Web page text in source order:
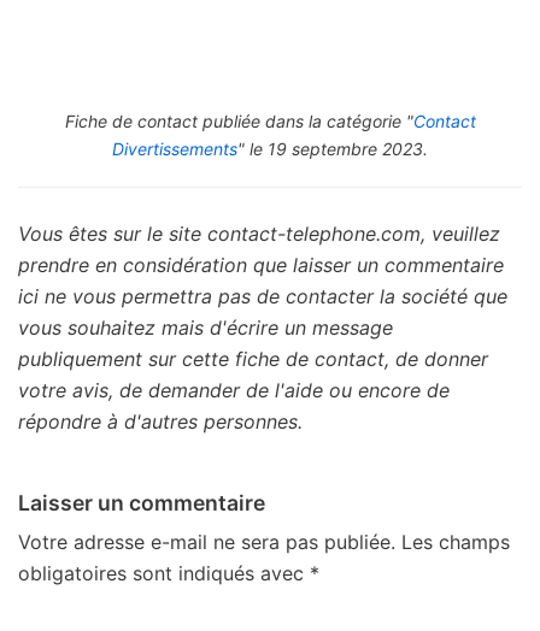
Fiche de contact publiée dans la catégorie "Contact
Divertissements" le 19 septembre 2023.
Vous êtes sur le site contact-telephone.com, veuillez
prendre en considération que laisser un commentaire
ici ne vous permettra pas de contacter la société que
vous souhaitez mais d'écrire un message
publiquement sur cette fiche de contact, de donner
votre avis, de demander de l'aide ou encore de
répondre à d'autres personnes.
Laisser un commentaire
Votre adresse e-mail ne sera pas publiée. Les champs
obligatoires sont indiqués avec *